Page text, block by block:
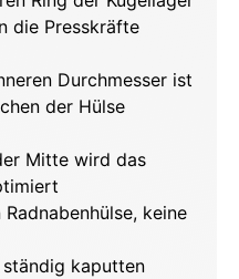
die Presskräfte
Durchmesser ist
der Hülse
Mitte wird das
keine
kaputten